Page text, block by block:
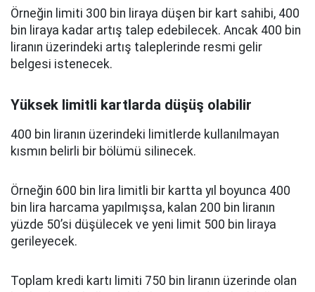
Örneğin limiti 300 bin liraya düşen bir kart sahibi, 400
bin liraya kadar artış talep edebilecek. Ancak 400 bin
liranın üzerindeki artış taleplerinde resmi gelir
belgesi istenecek.
Yüksek limitli kartlarda düşüş olabilir
400 bin liranın üzerindeki limitlerde kullanılmayan
kısmın belirli bir bölümü silinecek.
Örneğin 600 bin lira limitli bir kartta yıl boyunca 400
bin lira harcama yapılmışsa, kalan 200 bin liranın
yüzde 50’si düşülecek ve yeni limit 500 bin liraya
gerileyecek.
Toplam kredi kartı limiti 750 bin liranın üzerinde olan